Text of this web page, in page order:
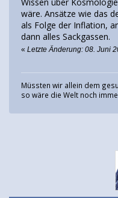
Wissen über
wäre. Ansätze wie das
als Folge der Inflation,
dann alles Sackgassen.
« Letzte Änderung: 08. Juni
Müssten wir allein dem
so wäre die Welt noch